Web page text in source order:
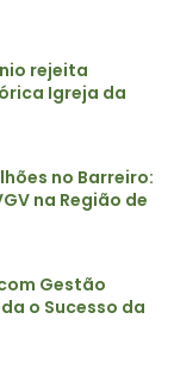
rejeita
Igreja da
no Barreiro:
na Região de
Gestão
o Sucesso da